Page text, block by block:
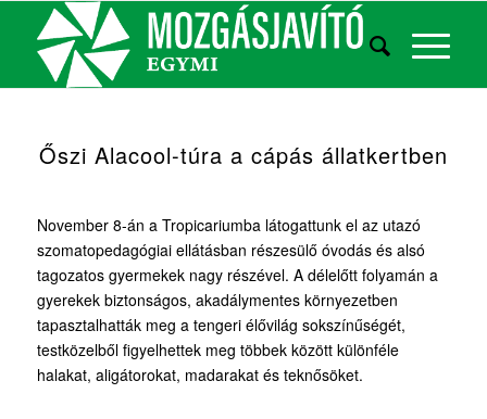
Őszi Alacool-túra a cápás állatkertben
November 8-án a Tropicariumba látogattunk el az utazó
szomatopedagógiai ellátásban részesülő óvodás és alsó
tagozatos gyermekek nagy részével. A délelőtt folyamán a
gyerekek biztonságos, akadálymentes környezetben
tapasztalhatták meg a tengeri élővilág sokszínűségét,
testközelből figyelhettek meg többek között különféle
halakat, aligátorokat, madarakat és teknősöket.